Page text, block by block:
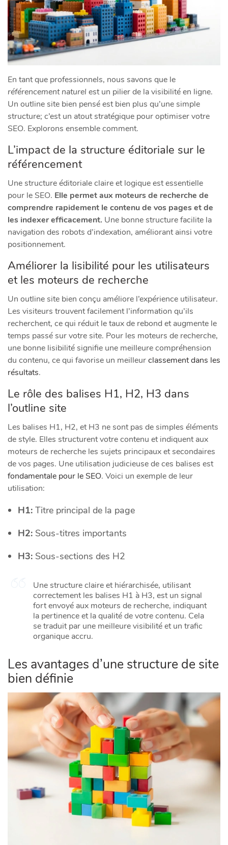
En tant que professionnels, nous savons que le
référencement naturel est un pilier de la visibilité en ligne.
Un outline site bien pensé est bien plus qu’une simple
structure; c’est un atout stratégique pour optimiser votre
SEO. Explorons ensemble comment.
L’impact de la structure éditoriale sur le
référencement
Une structure éditoriale claire et logique est essentielle
pour le SEO. Elle permet aux moteurs de recherche de
comprendre rapidement le contenu de vos pages et de
les indexer efficacement. Une bonne structure facilite la
navigation des robots d’indexation, améliorant ainsi votre
positionnement.
Améliorer la lisibilité pour les utilisateurs
et les moteurs de recherche
Un outline site bien conçu améliore l’expérience utilisateur.
Les visiteurs trouvent facilement l’information qu’ils
recherchent, ce qui réduit le taux de rebond et augmente le
temps passé sur votre site. Pour les moteurs de recherche,
une bonne lisibilité signifie une meilleure compréhension
du contenu, ce qui favorise un meilleurclassement dans les
résultats.
Le rôle des balises H1, H2, H3 dans
l’outline site
Les balises H1, H2, et H3 ne sont pas de simples éléments
de style. Elles structurent votre contenu et indiquent aux
moteurs de recherche les sujets principaux et secondaires
de vos pages. Une utilisation judicieuse de ces balises est
fondamentale pour le SEO. Voici un exemple de leur
utilisation:
H1: Titre principal de la page
H2: Sous-titres importants
H3: Sous-sections des H2
Une structure claire et hiérarchisée, utilisant
correctement les balises H1 à H3, est un signal
fort envoyé aux moteurs de recherche, indiquant
la pertinence et la qualité de votre contenu. Cela
se traduit par une meilleure visibilité et un trafic
organique accru.
Les avantages d’une structure de site
bien définie